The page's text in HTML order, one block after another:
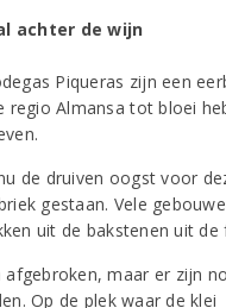
achter de wijn
Piqueras zijn een
regio Almansa tot bloei
de druiven oogst voor
gestaan. Vele
uit de bakstenen uit de
maar er zijn
Op de plek waar de klei